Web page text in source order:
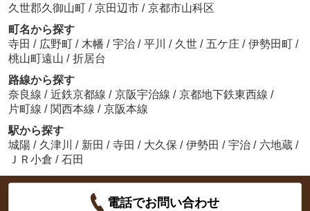
久世郡久御山町 / 京田辺市 / 京都市山科区
町名から探す
寺田 / 広野町 / 木幡 / 宇治 / 平川 / 久世 / 五ケ庄 / 伊勢田町 /
桃山町遠山 / 折居台
路線から探す
奈良線 / 近鉄京都線 / 京阪宇治線 / 京都地下鉄東西線 /
片町線 / 関西本線 / 京阪本線
駅から探す
城陽 / 久津川 / 新田 / 寺田 / 大久保 / 伊勢田 / 宇治 / 六地蔵 /
ＪＲ小倉 / 石田
電話でお問い合わせ